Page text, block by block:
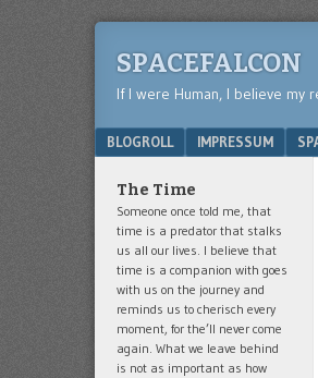
SPACEFALCON
If I were Human, I believe my
Menu
SKIP TO CONTENT
BLOGROLL IMPRESSUM
The Time
Someone once told me, that
time is a predator that stalks
us all our lives. I believe that
time is a companion with goes
with us on the journey and
reminds us to cherisch every
moment, for the’ll never come
again. What we leave behind
is not as important as how